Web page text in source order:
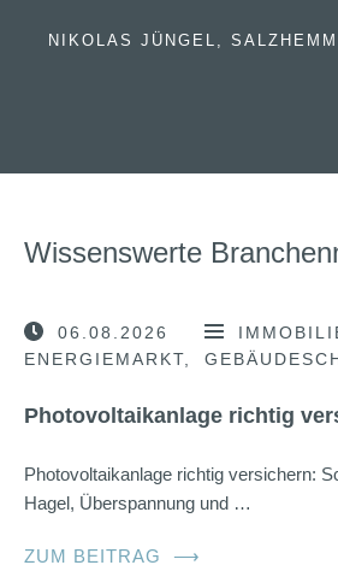
NIKOLAS JÜNGEL,
Wissenswerte
06.08.2026
ENERGIEMARKT
Photovoltaikanlage richtig
Photovoltaikanlage richtig versichern:
Hagel, Überspannung und …
ZUM BEITRAG ⟶